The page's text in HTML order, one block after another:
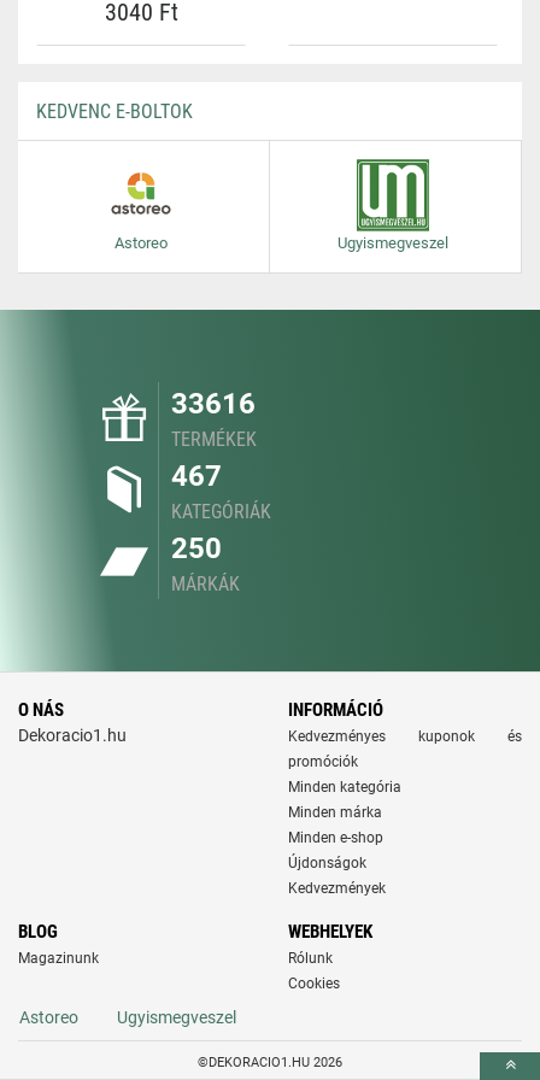
3040 Ft
KEDVENC E-BOLTOK
Astoreo Ugyismegveszel
33616
TERMÉKEK
467
KATEGÓRIÁK
250
MÁRKÁK
O NÁS
Dekoracio1.hu
INFORMÁCIÓ
Kedvezményes kuponok és
promóciók
Minden kategória
Minden márka
Minden e-shop
Újdonságok
Kedvezmények
BLOG
Magazinunk
WEBHELYEK
Rólunk
Cookies
Astoreo Ugyismegveszel
©DEKORACIO1.HU 2026